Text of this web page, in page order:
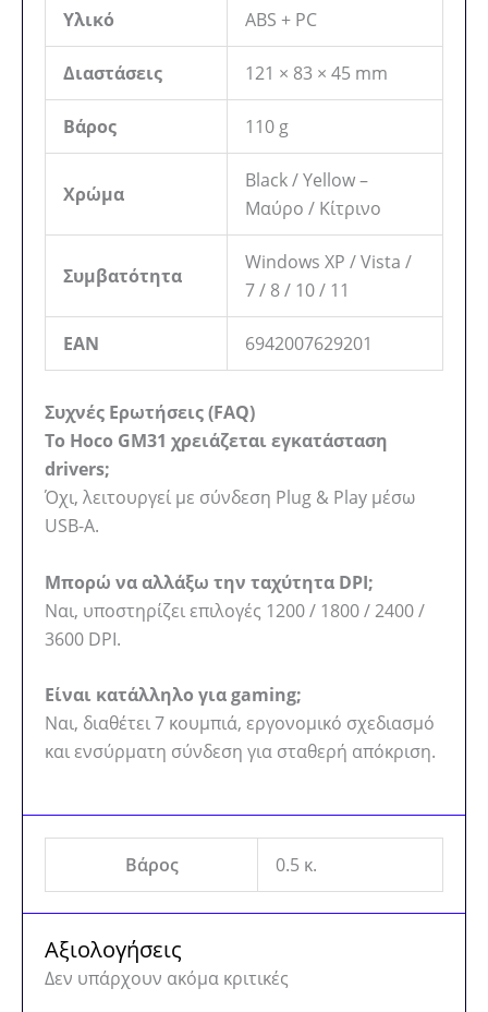
Υλικό ABS + PC
Διαστάσεις 121 × 83 × 45 mm
Βάρος 110 g
Χρώμα
Black / Yellow –
Μαύρο / Κίτρινο
Συμβατότητα
Windows XP / Vista /
7 / 8 / 10 / 11
EAN 6942007629201
Συχνές Ερωτήσεις (FAQ)
Το Hoco GM31 χρειάζεται εγκατάσταση
drivers;
Όχι, λειτουργεί με σύνδεση Plug & Play μέσω
USB-A.
Μπορώ να αλλάξω την ταχύτητα DPI;
Ναι, υποστηρίζει επιλογές 1200 / 1800 / 2400 /
3600 DPI.
Είναι κατάλληλο για gaming;
Ναι, διαθέτει 7 κουμπιά, εργονομικό σχεδιασμό
και ενσύρματη σύνδεση για σταθερή απόκριση.
Βάρος 0.5 κ.
Αξιολογήσεις
Δεν υπάρχουν ακόμα κριτικές